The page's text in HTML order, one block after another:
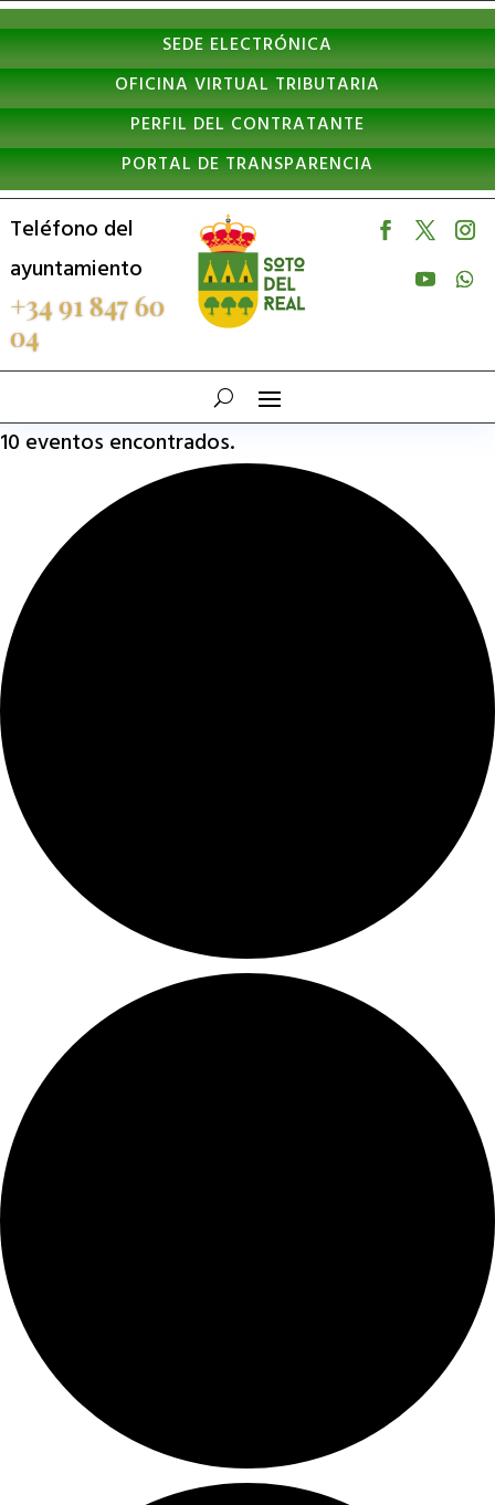
Nota:
este
sitio
web
incluye
un
sistema
de
accesibilidad.
SEDE ELECTRÓNICA
OFICINA VIRTUAL TRIBUTARIA
PERFIL DEL CONTRATANTE
PORTAL DE TRANSPARENCIA
Teléfono del
ayuntamiento
+34 91 847 60
04
10 eventos encontrados.